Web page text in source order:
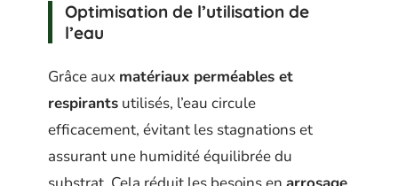
Optimisation de l’utilisation de
l’eau
Grâce aux matériaux perméables et
respirants utilisés, l’eau circule
efficacement, évitant les stagnations et
assurant une humidité équilibrée du